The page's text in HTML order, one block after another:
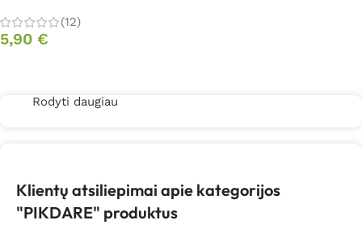
(12)
5,90 €
Rodyti daugiau
Klientų atsiliepimai apie kategorijos
"PIKDARE" produktus